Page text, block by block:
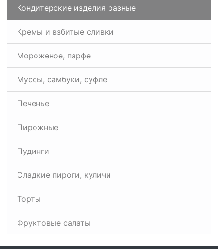
Кондитерские изделия разные
Кремы и взбитые сливки
Мороженое, парфе
Муссы, самбуки, суфле
Печенье
Пирожные
Пудинги
Сладкие пироги, куличи
Торты
Фруктовые салаты